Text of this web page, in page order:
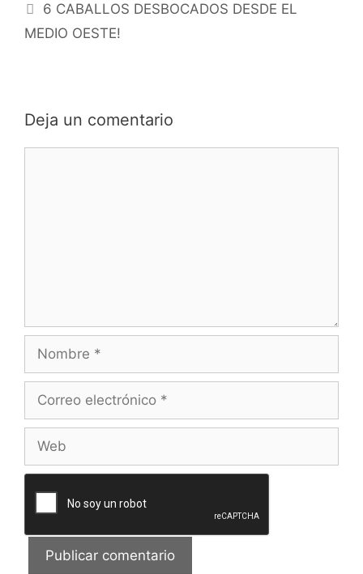
6 CABALLOS DESBOCADOS DESDE EL
MEDIO OESTE!
Deja un comentario
Nombre
Correo
Web